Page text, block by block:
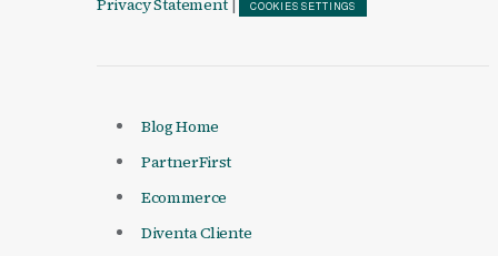
Privacy Statement COOKIES SETTINGS
Blog Home
PartnerFirst
Ecommerce
Diventa Cliente